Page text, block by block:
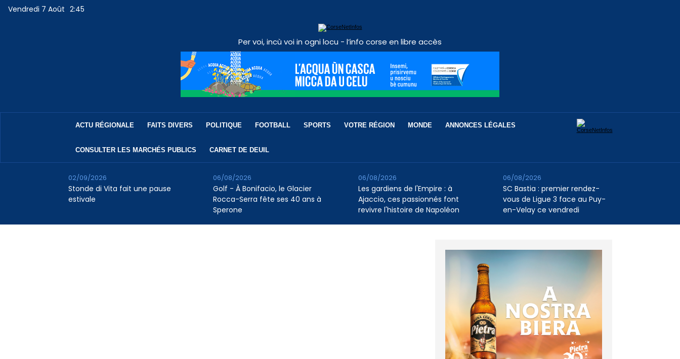
Vendredi 7 Août 2:45
Per voi, incù voi in ogni locu - l’info corse en libre accès
ACTU RÉGIONALE FAITS DIVERS POLITIQUE FOOTBALL SPORTS VOTRE RÉGION MONDE ANNONCES LÉGALES
CONSULTER LES MARCHÉS PUBLICS CARNET DE DEUIL
Stonde di Vita fait une pause
estivale
02/09/2026
Golf - À Bonifacio, le Glacier
Rocca-Serra fête ses 40 ans à
Sperone
06/08/2026
Les gardiens de l'Empire : à
Ajaccio, ces passionnés font
revivre l'histoire de Napoléon
06/08/2026
SC Bastia : premier rendez-
vous de Ligue 3 face au Puy-
en-Velay ce vendredi
06/08/2026